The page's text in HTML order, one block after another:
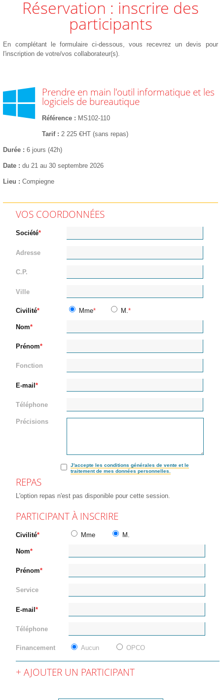
Réservation : inscrire des
participants
En complétant le formulaire ci-dessous, vous recevrez un devis pour
l'inscription de votre/vos collaborateur(s).
Prendre en main l'outil informatique et les
logiciels de bureautique
Référence MS102-110
Tarif 2 225 €HT (sans repas)
Durée 6 jours (42h)
Date du 21 au 30 septembre 2026
Lieu Compiegne
VOS COORDONNÉES
Société
Adresse
C.P.
Ville
Civilité Mme M.
Nom
Prénom
Fonction
E-mail
Téléphone
Précisions
J'accepte les conditions générales de vente et le
traitement de mes données personnelles.
REPAS
L'option repas n'est pas disponible pour cette session.
PARTICIPANT À INSCRIRE
Civilité Mme M.
Nom
Prénom
Service
E-mail
Téléphone
Financement Aucun OPCO
AJOUTER UN PARTICIPANT